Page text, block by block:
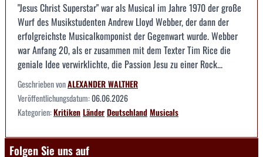
"Jesus Christ Superstar" war als Musical im Jahre 1970 der große
Wurf des Musikstudenten Andrew Lloyd Webber, der dann der
erfolgreichste Musicalkomponist der Gegenwart wurde. Webber
war Anfang 20, als er zusammen mit dem Texter Tim Rice die
geniale Idee verwirklichte, die Passion Jesu zu einer Rock...
Geschrieben vonALEXANDER WALTHER
Veröffentlichungsdatum:06.06.2026
Kategorien:KritikenLänderDeutschlandMusicals
Folgen Sie uns auf